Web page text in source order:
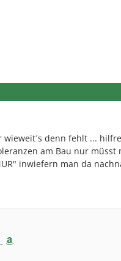
denn fehlt ...
am Bau nur
inwiefern man da